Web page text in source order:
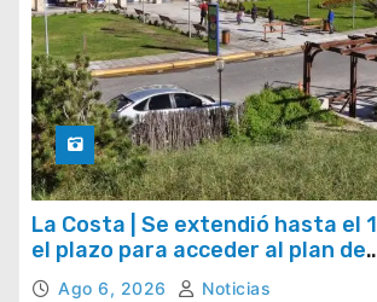
La Costa | Se extendió hasta el
el plazo para acceder al plan de
regularización de tasas
Ago 6, 2026 Noticias